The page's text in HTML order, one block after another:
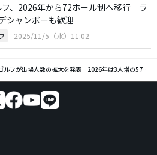
フ、2026年から72ホール制へ移行 ラ
シャンボーも歓迎
2025/11/5（水）11:02
ルフが出場人数の拡大を発表 2026年は3人増の57人に